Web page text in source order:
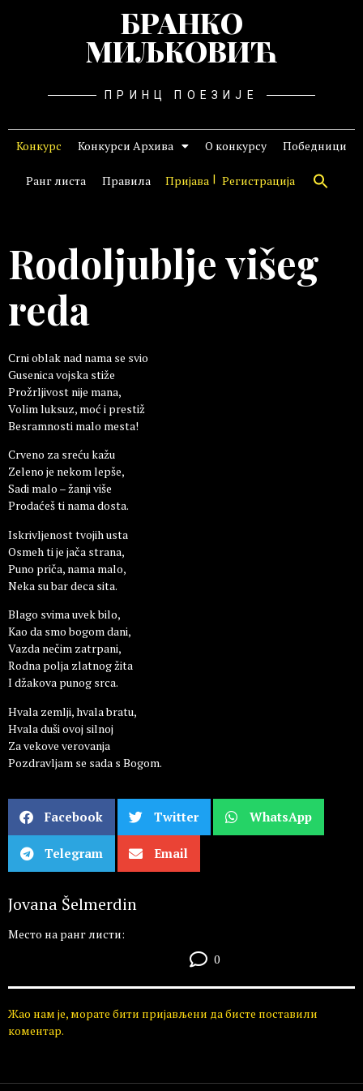
БРАНКО
МИЉКОВИЋ
ПРИНЦ ПОЕЗИЈЕ
Конкурс Конкурси Архива О конкурсу Победници
Ранг листа Правила Пријава Регистрација
Rodoljublje višeg
reda
Crni oblak nad nama se svio
Gusenica vojska stiže
Prožrljivost nije mana,
Volim luksuz, moć i prestiž
Besramnosti malo mesta!
Crveno za sreću kažu
Zeleno je nekom lepše,
Sadi malo – žanji više
Prodaćeš ti nama dosta.
Iskrivljenost tvojih usta
Osmeh ti je jača strana,
Puno priča, nama malo,
Neka su bar deca sita.
Blago svima uvek bilo,
Kao da smo bogom dani,
Vazda nečim zatrpani,
Rodna polja zlatnog žita
I džakova punog srca.
Hvala zemlji, hvala bratu,
Hvala duši ovoj silnoj
Za vekove verovanja
Pozdravljam se sada s Bogom.
Facebook Twitter WhatsApp
Telegram Email
Jovana Šelmerdin
Место на ранг листи:
0
Жао нам је, морате бити пријављени да бисте поставили
коментар.